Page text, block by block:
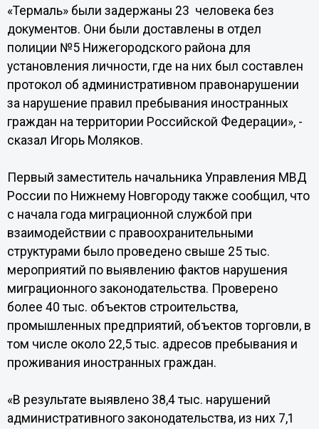
«Термаль» были задержаны 23 человека без
документов. Они были доставлены в отдел
полиции №5 Нижегородского района для
установления личности, где на них был составлен
протокол об административном правонарушении
за нарушение правил пребывания иностранных
граждан на территории Российской Федерации», -
сказал Игорь Моляков.
Первый заместитель начальника Управления МВД
России по Нижнему Новгороду также сообщил, что
с начала года миграционной службой при
взаимодействии с правоохранительными
структурами было проведено свыше 25 тыс.
мероприятий по выявлению фактов нарушения
миграционного законодательства. Проверено
более 40 тыс. объектов строительства,
промышленных предприятий, объектов торговли, в
том числе около 22,5 тыс. адресов пребывания и
проживания иностранных граждан.
«В результате выявлено 38,4 тыс. нарушений
административного законодательства, из них 7,1